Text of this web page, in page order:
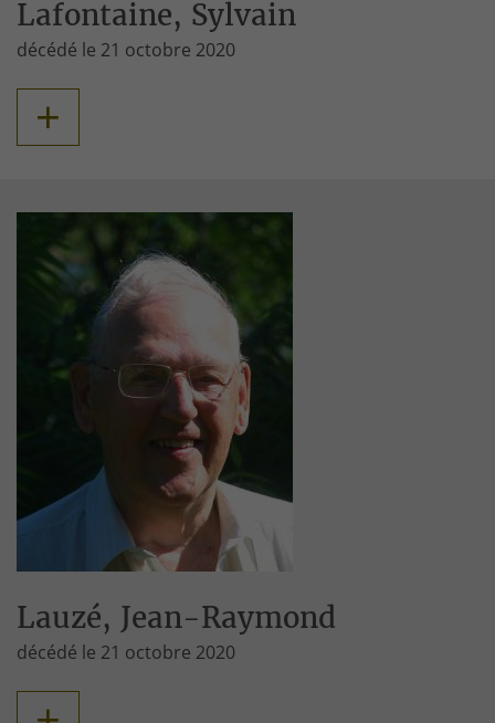
Lafontaine, Sylvain
décédé le 21 octobre 2020
+
Lauzé, Jean-Raymond
décédé le 21 octobre 2020